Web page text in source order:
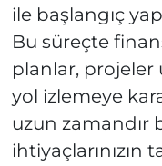
ile başlangıç
Bu süreçte
planlar, projeler
yol izlemeye
uzun zamandır